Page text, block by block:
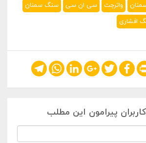
واترجت سی ان سی
سنگ سمنان
افشاری
Facebook
Twitter
Google+
LinkedIn
WhatsApp
Telegram
پیرامون این مطلب